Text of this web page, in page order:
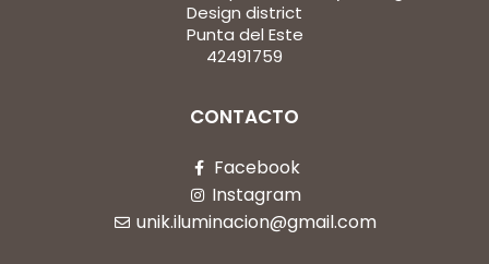
Design district
Punta del Este
42491759
CONTACTO
Facebook
Instagram
unik.iluminacion@gmail.com